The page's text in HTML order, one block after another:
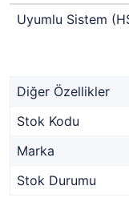
Uyumlu Sistem
Diğer Özellikler
Stok Kodu
Marka
Stok Durumu